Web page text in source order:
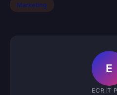
Marketing
E
ECRIT